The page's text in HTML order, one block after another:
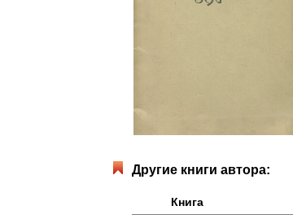
Другие книги автора:
Книга